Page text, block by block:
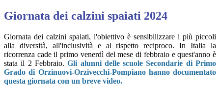
Giornata dei calzini spaiati 2024
Giornata dei calzini spaiati, l'obiettivo è sensibilizzare i più piccoli
alla diversità, all'inclusività e al rispetto reciproco. In Italia la
ricorrenza cade il primo venerdì del mese di febbraio e quest'anno è
stata il 2 Febbraio.Gli alunni delle scuole Secondarie di Primo
Grado di Orzinuovi-Orzivecchi-Pompiano hanno documentato
questa giornata con un breve video.